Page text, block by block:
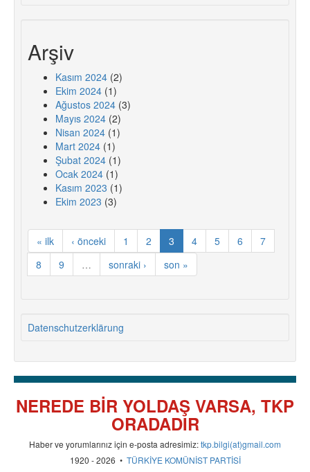
Arşiv
Kasım 2024 (2)
Ekim 2024 (1)
Ağustos 2024 (3)
Mayıs 2024 (2)
Nisan 2024 (1)
Mart 2024 (1)
Şubat 2024 (1)
Ocak 2024 (1)
Kasım 2023 (1)
Ekim 2023 (3)
« ilk ‹ önceki 1 2 3 4 5 6
7
8
9 … sonraki › son »
Datenschutzerklärung
NEREDE BİR YOLDAŞ VARSA, TKP
ORADADIR
Haber ve yorumlarınız için e-posta adresimiz:tkp.bilgi(at)gmail.com
1920 - 2026 • TÜRKİYE KOMÜNİST PARTİSİ